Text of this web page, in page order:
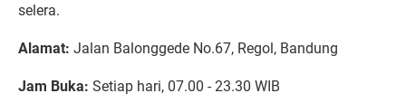
selera.
Alamat: Jalan Balonggede No.67, Regol, Bandung
Jam Buka: Setiap hari, 07.00 - 23.30 WIB